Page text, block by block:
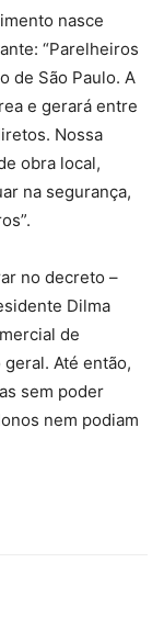
nasce
“Parelheiros
de São Paulo. A
e gerará entre
Nossa
obra local,
na segurança,
no decreto –
Dilma
de
Até então,
sem poder
nem podiam